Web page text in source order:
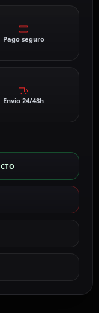
Pago seguro
Envío 24/48h